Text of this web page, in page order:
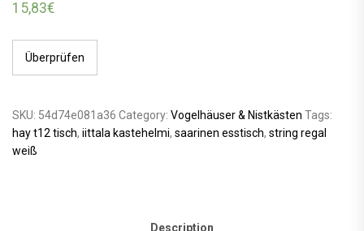
15,83€
Überprüfen
SKU: 54d74e081a36 Category: Vogelhäuser & Nistkästen Tags:
hay t12 tisch, iittala kastehelmi, saarinen esstisch, string regal
weiß
Description